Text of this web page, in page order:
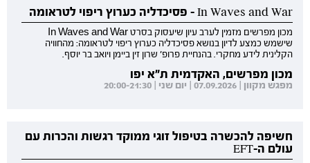
In Waves and War - פסיכדליה כערוץ ריפוי לטראומה
מכון מפרשים מזמין לערב עיון שיעסוק בסרט In Waves and War
שישמש כמצע לדיון בנושא פסיכדליה כערוץ ריפוי לטראומה: מהחוויה
הקלינית לידע מחקרי. בהנחיית פרופ' שרון זין ביימן ויואב בר יוסף.
מכון מפרשים, האקדמית ת"א יפו
מפגש מקוון | 07.09.2026 | יום שני | 20:00-21:30
חשיפה להכשרה בטיפול זוגי ממוקד רגשות והכרות עם
עולם ה-EFT